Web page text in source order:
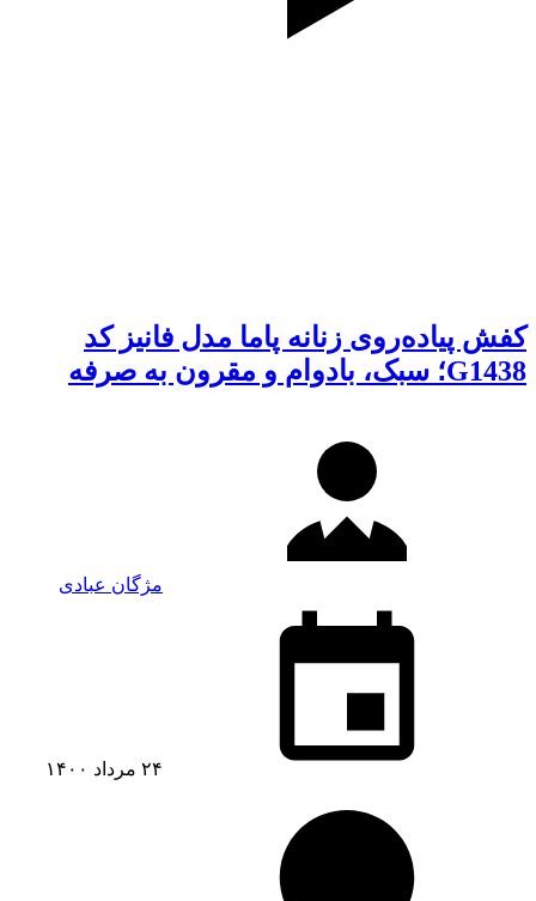
کفش پیاده‌روی زنانه پاما مدل فانیز کد
G1438؛ سبک، بادوام و مقرون به صرفه
مژگان عبادی
۲۴ مرداد ۱۴۰۰